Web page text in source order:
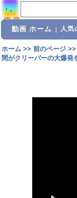
動画 ホーム 人気
ホーム>> 前のページ>>
間がクリーパーの大爆発